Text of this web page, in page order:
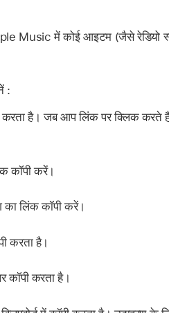
Music में कोई आइटम (जैसे रेडियो
:
करता है। जब आप लिंक पर क्लिक
कॉपी करें।
का लिंक कॉपी करें।
करता है।
कॉपी करता है।